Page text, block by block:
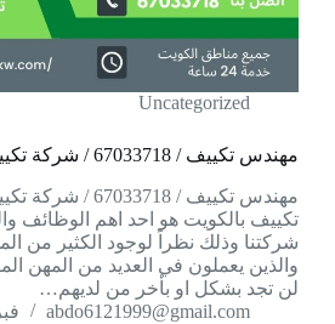
Uncategorized
مهندس تكييف / 67033718 / شركة تكييف
مهندس تكييف /
تكييف بالكويت هو احد اهم الوظائف
شركتنا وذلك نظراً لوجود الكثير من
والذين يعملون في العديد من المهن
لن تجد بشكل او بأخر من لديهم…
abdo6121999@gmail.com